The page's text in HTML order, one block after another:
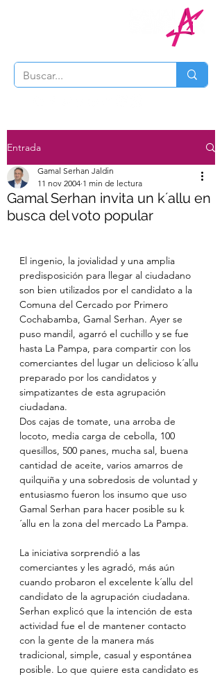
Entrada
Gamal Serhan invita un k´allu en
busca del voto popular
Gamal Serhan Jaldin
11 nov 2004 1 min de lectura
El ingenio, la jovialidad y una amplia
predisposición para llegar al ciudadano
son bien utilizados por el candidato a la
Comuna del Cercado por Primero
Cochabamba, Gamal Serhan. Ayer se
puso mandil, agarró el cuchillo y se fue
hasta La Pampa, para compartir con los
comerciantes del lugar un delicioso k´allu
preparado por los candidatos y
simpatizantes de esta agrupación
ciudadana.
Dos cajas de tomate, una arroba de
locoto, media carga de cebolla, 100
quesillos, 500 panes, mucha sal, buena
cantidad de aceite, varios amarros de
quilquiña y una sobredosis de voluntad y
entusiasmo fueron los insumo que uso
Gamal Serhan para hacer posible su k
´allu en la zona del mercado La Pampa.
La iniciativa sorprendió a las
comerciantes y les agradó, más aún
cuando probaron el excelente k´allu del
candidato de la agrupación ciudadana.
Serhan explicó que la intención de esta
actividad fue el de mantener contacto
con la gente de la manera más
tradicional, simple, casual y espontánea
posible. Lo que quiere esta candidato es